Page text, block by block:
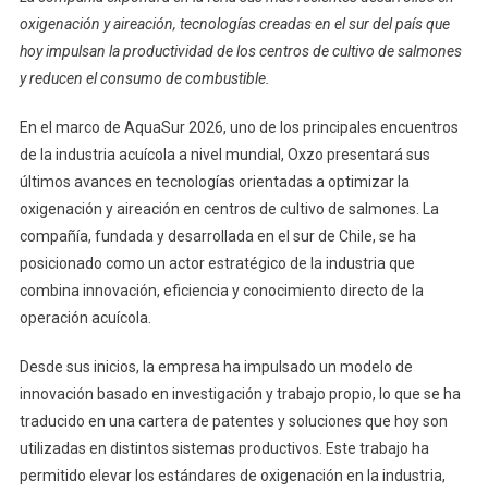
oxigenación y aireación, tecnologías creadas en el sur del país que
hoy impulsan la productividad de los centros de cultivo de salmones
y reducen el consumo de combustible.
En el marco de AquaSur 2026, uno de los principales encuentros
de la industria acuícola a nivel mundial, Oxzo presentará sus
últimos avances en tecnologías orientadas a optimizar la
oxigenación y aireación en centros de cultivo de salmones. La
compañía, fundada y desarrollada en el sur de Chile, se ha
posicionado como un actor estratégico de la industria que
combina innovación, eficiencia y conocimiento directo de la
operación acuícola.
Desde sus inicios, la empresa ha impulsado un modelo de
innovación basado en investigación y trabajo propio, lo que se ha
traducido en una cartera de patentes y soluciones que hoy son
utilizadas en distintos sistemas productivos. Este trabajo ha
permitido elevar los estándares de oxigenación en la industria,